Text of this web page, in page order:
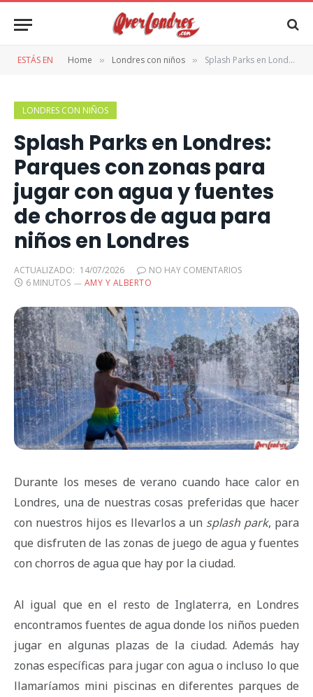
ESTÁS EN Home » Londres con niños » Splash Parks en Londres: Parques con zonas para jugar con agua y fuentes de chorros de agua para niños en Londres
LONDRES CON NIÑOS
Splash Parks en Londres:
Parques con zonas para
jugar con agua y fuentes
de chorros de agua para
niños en Londres
ACTUALIZADO: 14/07/2026
NO HAY COMENTARIOS
6 MINUTOS
AMY Y ALBERTO
Durante los meses de verano cuando hace calor en
Londres, una de nuestras cosas preferidas que hacer
con nuestros hijos es llevarlos a un splash park, para
que disfruten de las zonas de juego de agua y fuentes
con chorros de agua que hay por la ciudad.
Al igual que en el resto de Inglaterra, en Londres
encontramos fuentes de agua donde los niños pueden
jugar en algunas plazas de la ciudad. Además hay
zonas específicas para jugar con agua o incluso lo que
llamaríamos mini piscinas en diferentes parques de